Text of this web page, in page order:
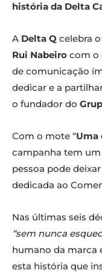
história da Delta
A Delta Q celebra
Rui Nabeiro com o
de comunicação
dedicar e a
o fundador do
Com o mote “Uma
campanha tem
pessoa pode
dedicada ao
Nas últimas seis
“sem nunca
humano da marca
esta história que